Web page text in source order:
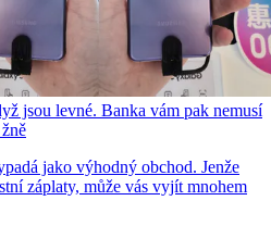
jsou levné. Banka vám pak nemusí
jako výhodný obchod. Jenže
záplaty, může vás vyjít mnohem